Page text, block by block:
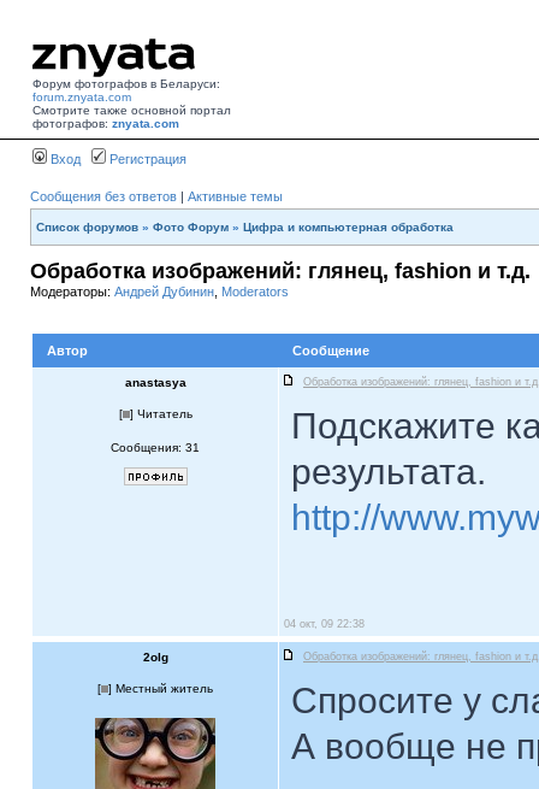
Форум фотографов в Беларуси:
forum.znyata.com
Смотрите также основной портал
фотографов: znyata.com
Вход Регистрация
Сообщения без ответов | Активные темы
Список форумов » Фото Форум » Цифра и компьютерная обработка
Обработка изображений: глянец, fashion и т.д.
Модераторы: Андрей Дубинин Moderators
Автор Сообщение
anastasya Обработка изображений: глянец, fashion и
[ ] Читатель
Сообщения: 31
Подскажите
результата.
http://
04 окт, 09 22:38
2olg Обработка изображений: глянец, fashion и
[ ] Местный житель
Спросите у
А вообще не